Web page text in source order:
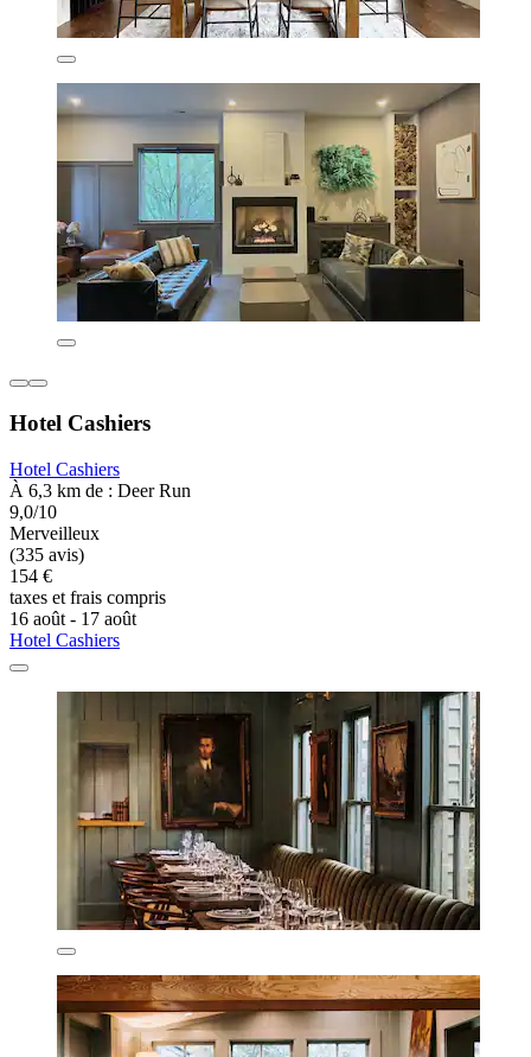
Hotel Cashiers
Hotel Cashiers
À 6,3 km de : Deer Run
9,0/10
Merveilleux
(335 avis)
154 €
taxes et frais compris
16 août - 17 août
Hotel Cashiers